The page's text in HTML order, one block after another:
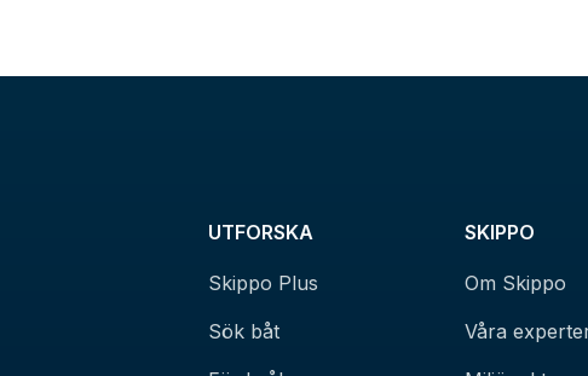
UTFORSKA
Skippo Plus
Sök båt
SKIPPO
Om Skippo
Våra